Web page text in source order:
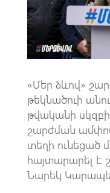
«Մեր ձևով»
թեկնածուի
թվականի
շարժման
տեղի ունեցած
հայտարարել է
Նարեկ